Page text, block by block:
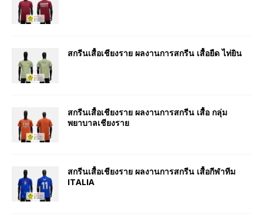
สกรีนเสื้อเชียงราย ผลงานการสกรีน เสื้อยืด ไท่ยิน
สกรีนเสื้อเชียงราย ผลงานการสกรีน เสื้อ กลุ่ม
พยาบาลเชียงราย
สกรีนเสื้อเชียงราย ผลงานการสกรีน เสื้อกีฬาทีม
ITALIA